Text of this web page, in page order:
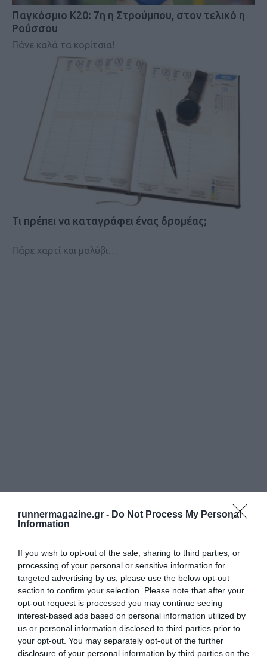
runnermagazine.gr - Do Not Process My Personal
Information
If you wish to opt-out of the sale, sharing to third parties, or
processing of your personal or sensitive information for
targeted advertising by us, please use the below opt-out
section to confirm your selection. Please note that after your
opt-out request is processed you may continue seeing
interest-based ads based on personal information utilized by
us or personal information disclosed to third parties prior to
your opt-out. You may separately opt-out of the further
disclosure of your personal information by third parties on the
Παγκόσμιο Κ20: 7η η Στρούμπου, στον τελικό η
Ρούσσου
Πάνε καλά τα κορίτσια!
Τι πρέπει να καταγράφει ένας δρομέας;
Πάρε χαρτί και μολύβι…